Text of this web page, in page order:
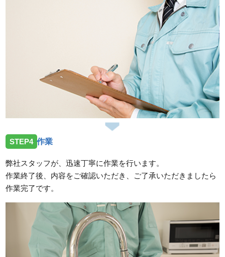
STEP4 作業
弊社スタッフが、迅速丁寧に作業を行います。
作業終了後、内容をご確認いただき、ご了承いただきましたら
作業完了です。